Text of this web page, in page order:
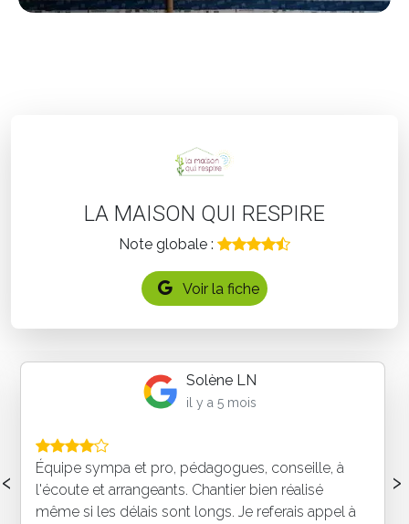
LA MAISON QUI RESPIRE
Note globale :
Voir la fiche
Solène LN
il y a 5 mois
Équipe sympa et pro, pédagogues, conseille, à
l'écoute et arrangeants. Chantier bien réalisé
même si les délais sont longs. Je referais appel à
‹ ›